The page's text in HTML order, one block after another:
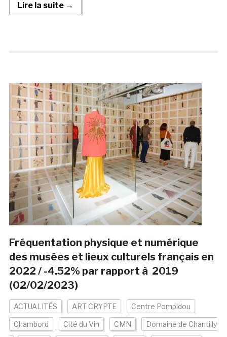
Lire la suite →
Fréquentation physique et numérique
des musées et lieux culturels français en
2022 / -4.52% par rapport à 2019
(02/02/2023)
ACTUALITÉS ART CRYPTE Centre Pompidou
Chambord Cité du Vin CMN Domaine de Chantilly